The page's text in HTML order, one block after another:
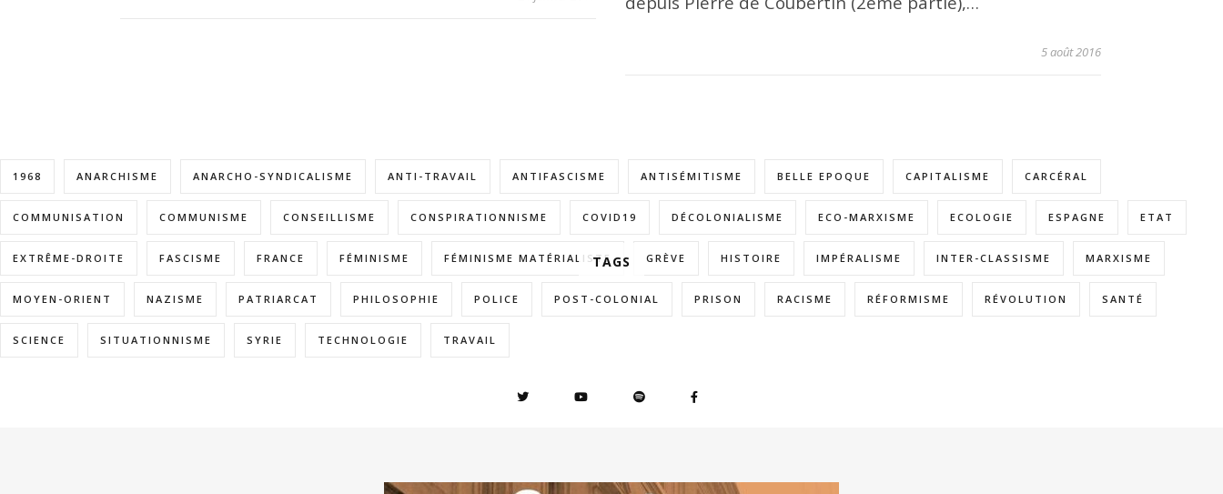
5 août 2016
TAGS
1968 ANARCHISME ANARCHO-SYNDICALISME ANTI-TRAVAIL ANTIFASCISME ANTISÉMITISME BELLE EPOQUE CAPITALISME CARCÉRAL
COMMUNISATION COMMUNISME CONSEILLISME CONSPIRATIONNISME COVID19 DÉCOLONIALISME ECO-MARXISME ECOLOGIE ESPAGNE ETAT
EXTRÊME-DROITE FASCISME FRANCE FÉMINISME FÉMINISME MATÉRIALISTE GRÈVE HISTOIRE IMPÉRALISME INTER-CLASSISME MARXISME
MOYEN-ORIENT NAZISME PATRIARCAT PHILOSOPHIE POLICE POST-COLONIAL PRISON RACISME RÉFORMISME RÉVOLUTION SANTÉ
SCIENCE SITUATIONNISME SYRIE TECHNOLOGIE TRAVAIL